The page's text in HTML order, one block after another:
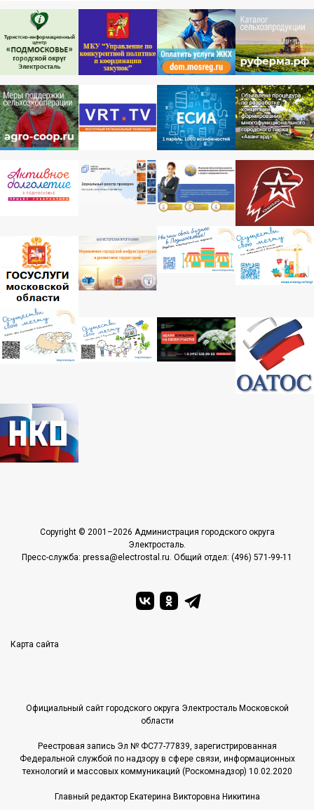
Copyright © 2001–2026 Администрация городского округа
Электросталь.
Пресс-служба: pressa@electrostal.ru. Общий отдел: (496) 571-99-11
Карта сайта
Официальный сайт городского округа Электросталь Московской
области
Реестровая запись Эл № ФС77-77839, зарегистрированная
Федеральной службой по надзору в сфере связи, информационных
технологий и массовых коммуникаций (Роскомнадзор) 10.02.2020
Главный редактор Екатерина Викторовна Никитина